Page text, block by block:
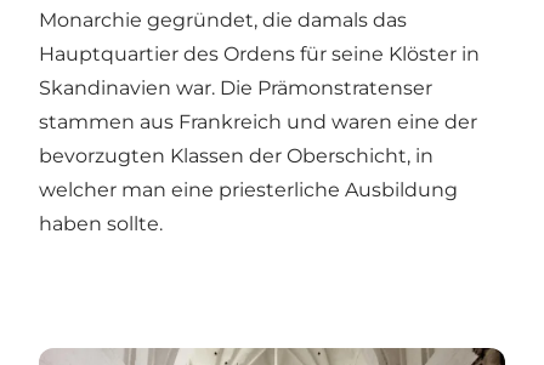
Monarchie gegründet, die damals das
Hauptquartier des Ordens für seine Klöster in
Skandinavien war. Die Prämonstratenser
stammen aus Frankreich und waren eine der
bevorzugten Klassen der Oberschicht, in
welcher man eine priesterliche Ausbildung
haben sollte.